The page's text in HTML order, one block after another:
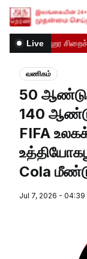
Live
மஹர
வணிகம்
50 ஆண்டுகால கால்பந்துப் பயணம்,
140
FIFA
Cola
Jul 7, 2026 - 04:39